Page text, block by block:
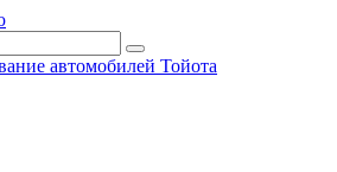
автомобилей Тойота